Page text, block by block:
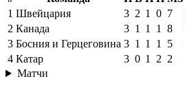
1 Швейцария 3 2 1 0 7
2 Канада 3 1 1 1 8
3 Босния и Герцеговина 3 1 1 1 5
4 Катар 3 0 1 2 2
Матчи